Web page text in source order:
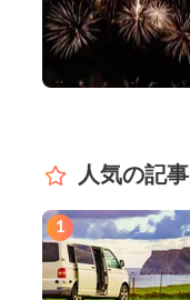
人気の記事
1